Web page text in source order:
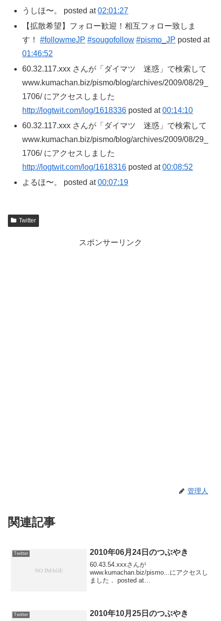
うしほ〜。 posted at02:01:27
【拡散希望】フォロー歓迎！相互フォロー致しま
す！#followmeJP #sougofollow #pismo_JP posted at
01:46:52
60.32.117.xxx さんが「ダイマツ 迷惑」で検索して
www.kumachan.biz/pismo/blog/archives/2009/08/29_
1706/ にアクセスしました
http://logtwit.com/log/1618336 posted at00:14:10
60.32.117.xxx さんが「ダイマツ 迷惑」で検索して
www.kumachan.biz/pismo/blog/archives/2009/08/29_
1706/ にアクセスしました
http://logtwit.com/log/1618316 posted at00:08:52
よるほ〜。 posted at00:07:19
Twitter
スポンサーリンク
管理人
関連記事
Twitter 2010年06月24日のつぶやき
60.43.54.xxxさんが
www.kumachan.biz/pismo...にアクセスし
ました． posted at
Twitter 2010年10月25日のつぶやき